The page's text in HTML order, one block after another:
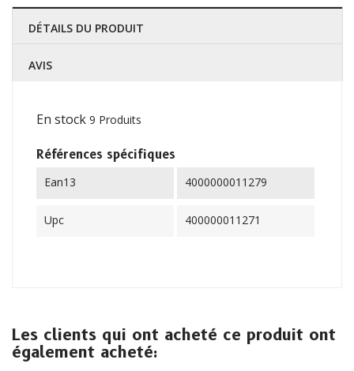
DÉTAILS DU PRODUIT
AVIS
En stock 9 Produits
Références spécifiques
Ean13 4000000011279
Upc 400000011271
Les clients qui ont acheté ce produit ont
également acheté: